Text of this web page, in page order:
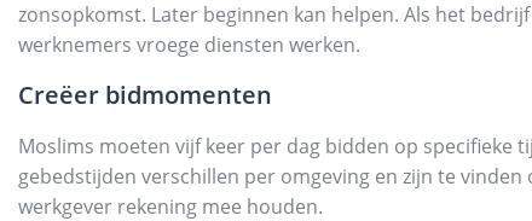
zonsopkomst. Later beginnen kan helpen. Als het
werknemers vroege diensten werken.
Creëer bidmomenten
Moslims moeten vijf keer per dag bidden op specifieke
gebedstijden verschillen per omgeving en zijn te vinden
werkgever rekening mee houden.